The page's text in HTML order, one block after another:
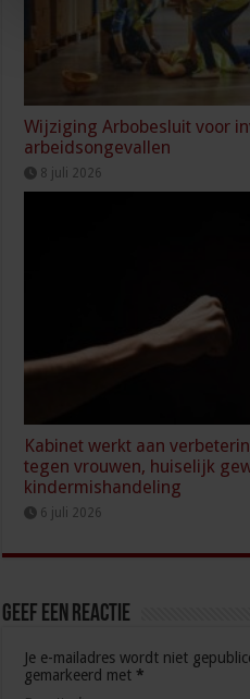
Wijziging Arbobesluit voor
arbeidsongevallen
8 juli 2026
Kabinet werkt aan
tegen vrouwen, huiselijk
kindermishandeling
6 juli 2026
Geef een reactie
Je e-mailadres wordt niet
gemarkeerd met *